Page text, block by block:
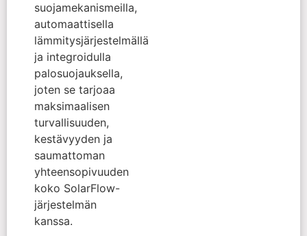
suojamekanismeilla,
automaattisella
lämmitysjärjestelmällä
ja integroidulla
palosuojauksella,
joten se tarjoaa
maksimaalisen
turvallisuuden,
kestävyyden ja
saumattoman
yhteensopivuuden
koko SolarFlow-
järjestelmän
kanssa.